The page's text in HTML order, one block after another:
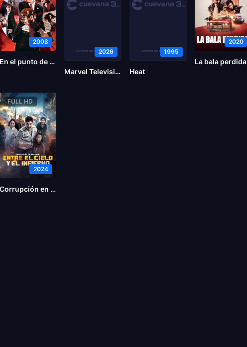
2008
En el punto de mira
2026
Marvel Television presenta The Punisher: One Last Kill
1995
Heat
2020
La bala perdida
FULL HD
2024
Corrupción en Bangkok: Entre el cielo y el infierno